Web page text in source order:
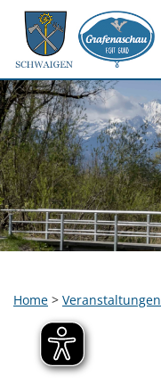
Home > Veranstaltungen